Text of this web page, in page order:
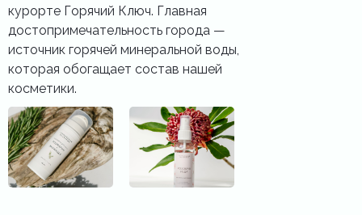
курорте Горячий Ключ. Главная
достопримечательность города —
источник горячей минеральной воды,
которая обогащает состав нашей
косметики.